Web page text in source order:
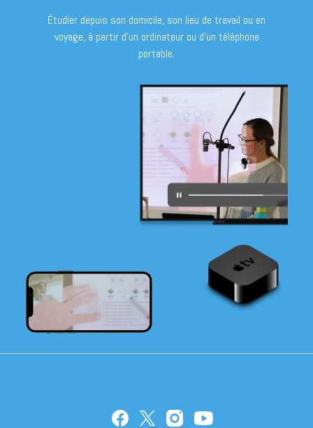
Étudier depuis son domicile, son lieu de travail ou en
voyage, à partir d'un ordinateur ou d'un téléphone
portable.